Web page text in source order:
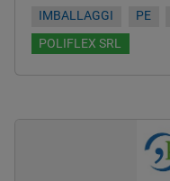
IMBALLAGGI
PE
POLIFLEX SRL